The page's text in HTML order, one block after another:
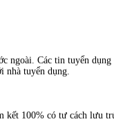
Các tin tuyển
tuyển dụng.
100% có tư cách lưu